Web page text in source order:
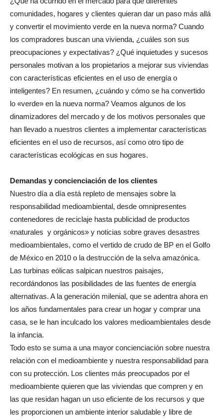
comunidades, hogares y clientes quieran dar un paso más allá
y convertir el movimiento verde en la nueva norma? Cuando
los compradores buscan una vivienda, ¿cuáles son sus
preocupaciones y expectativas? ¿Qué inquietudes y sucesos
personales motivan a los propietarios a mejorar sus viviendas
con características eficientes en el uso de energía o
inteligentes? En resumen, ¿cuándo y cómo se ha convertido
lo «verde» en la nueva norma? Veamos algunos de los
dinamizadores del mercado y de los motivos personales que
han llevado a nuestros clientes a implementar características
eficientes en el uso de recursos, así como otro tipo de
características ecológicas en sus hogares.
Demandas y concienciación de los clientes
Nuestro día a día está repleto de mensajes sobre la
responsabilidad medioambiental, desde omnipresentes
contenedores de reciclaje hasta publicidad de productos
«naturales y orgánicos» y noticias sobre graves desastres
medioambientales, como el vertido de crudo de BP en el Golfo
de México en 2010 o la destrucción de la selva amazónica.
Las turbinas eólicas salpican nuestros paisajes,
recordándonos las posibilidades de las fuentes de energía
alternativas. A la generación milenial, que se adentra ahora en
los años fundamentales para crear un hogar y comprar una
casa, se le han inculcado los valores medioambientales desde
la infancia.
Todo esto se suma a una mayor concienciación sobre nuestra
relación con el medioambiente y nuestra responsabilidad para
con su protección. Los clientes más preocupados por el
medioambiente quieren que las viviendas que compren y en
las que residan hagan un uso eficiente de los recursos y que
les proporcionen un ambiente interior saludable y libre de